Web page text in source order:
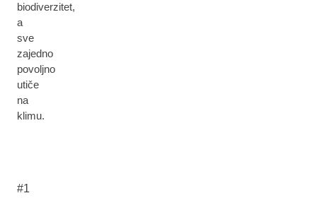
biodiverzitet,
a
sve
zajedno
povoljno
utiče
na
klimu.
#1